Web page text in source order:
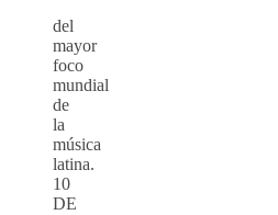
del
mayor
foco
mundial
de
la
música
latina.
10
DE